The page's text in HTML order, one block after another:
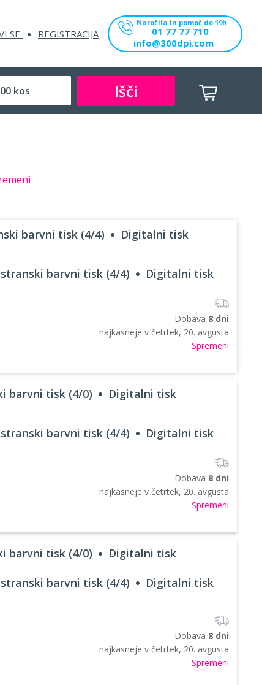
SE REGISTRACIJA
Naročila in pomoč do 19h
01 77 77 710
info@300dpi.com
Išči
barvni tisk (4/4) Digitalni tisk
barvni tisk (4/4) Digitalni tisk
Dobava 8 dni
najkasneje v četrtek, 20. avgusta
Spremeni
barvni tisk (4/0) Digitalni tisk
barvni tisk (4/4) Digitalni tisk
Dobava 8 dni
najkasneje v četrtek, 20. avgusta
Spremeni
barvni tisk (4/0) Digitalni tisk
barvni tisk (4/4) Digitalni tisk
Dobava 8 dni
najkasneje v četrtek, 20. avgusta
Spremeni